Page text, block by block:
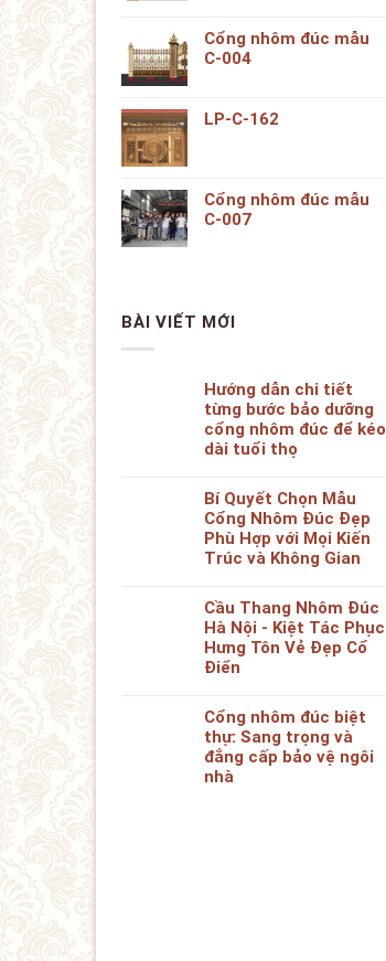
Cổng nhôm đúc mẫu
C-004
LP-C-162
Cổng nhôm đúc mẫu
C-007
BÀI VIẾT MỚI
Hướng dẫn chi tiết
từng bước bảo dưỡng
cổng nhôm đúc để kéo
dài tuổi thọ
Bí Quyết Chọn Mẫu
Cổng Nhôm Đúc Đẹp
Phù Hợp với Mọi Kiến
Trúc và Không Gian
Cầu Thang Nhôm Đúc
Hà Nội - Kiệt Tác Phục
Hưng Tôn Vẻ Đẹp Cổ
Điển
Cổng nhôm đúc biệt
thự: Sang trọng và
đẳng cấp bảo vệ ngôi
nhà